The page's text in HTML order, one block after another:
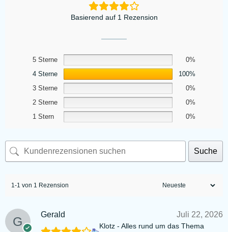
Basierend auf 1 Rezension
5 Sterne
0%
4 Sterne
100%
3 Sterne
0%
2 Sterne
0%
1 Stern
0%
Suche
1-1 von 1 Rezension
Gerald Juli 22, 2026
Klotz - Alles rund um das Thema